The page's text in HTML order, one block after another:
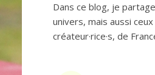
Dans ce blog, je
univers, mais aussi
créateur·rice·s, de